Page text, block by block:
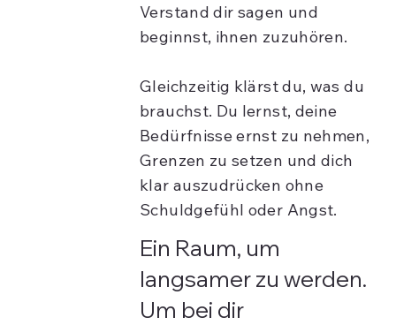
Verstand dir sagen und
beginnst, ihnen zuzuhören.
Gleichzeitig klärst du, was du
brauchst. Du lernst, deine
Bedürfnisse ernst zu nehmen,
Grenzen zu setzen und dich
klar auszudrücken ohne
Schuldgefühl oder Angst.
Ein Raum, um
langsamer zu werden.
Um bei dir